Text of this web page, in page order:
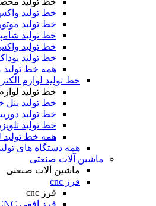
خط تولید
خط تولید
خط تولید
خط تولید
خط تولید
همه خط
خط تولید لوازم
خط تولید
خط تولید پنل
خط تولید
خط تولید
همه خط تولید
همه دستگاه های
ماشین آلات صنعتی
ماشین آلات صنعتی
فرز cnc
فرز cnc
فرز افقی CNC